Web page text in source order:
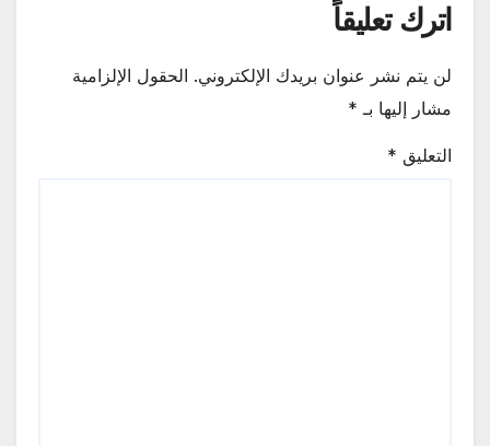
اترك تعليقاً
لن يتم نشر عنوان بريدك الإلكتروني. الحقول الإلزامية
مشار إليها بـ *
التعليق *